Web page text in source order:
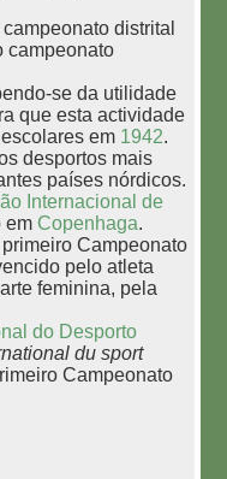
distrital
campeonato
se da utilidade
que esta actividade
em 1942.
desportos mais
países nórdicos.
Internacional de
emCopenhaga.
Campeonato
pelo atleta
feminina, pela
do Desporto
du sport
Campeonato